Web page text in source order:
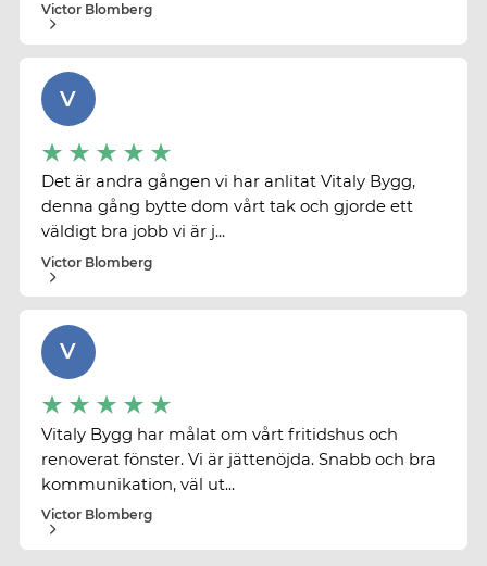
Victor Blomberg
V
Det är andra gången vi har anlitat Vitaly Bygg,
denna gång bytte dom vårt tak och gjorde ett
väldigt bra jobb vi är j...
Victor Blomberg
V
Vitaly Bygg har målat om vårt fritidshus och
renoverat fönster. Vi är jättenöjda. Snabb och bra
kommunikation, väl ut...
Victor Blomberg